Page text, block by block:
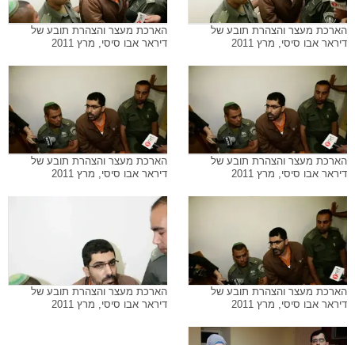
הארכת מעצר והצהרת תובע של
דיראר אבו סיסי, מרץ 2011
הארכת מעצר והצהרת תובע של
דיראר אבו סיסי, מרץ 2011
הארכת מעצר והצהרת תובע של
דיראר אבו סיסי, מרץ 2011
הארכת מעצר והצהרת תובע של
דיראר אבו סיסי, מרץ 2011
הארכת מעצר והצהרת תובע של
דיראר אבו סיסי, מרץ 2011
הארכת מעצר והצהרת תובע של
דיראר אבו סיסי, מרץ 2011